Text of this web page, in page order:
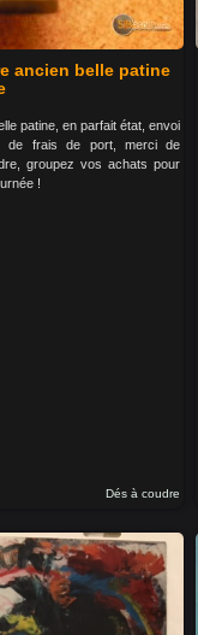
ancien belle patine
patine, en parfait état, envoi
de frais de port, merci de
groupez vos achats pour
!
Dés à coudre